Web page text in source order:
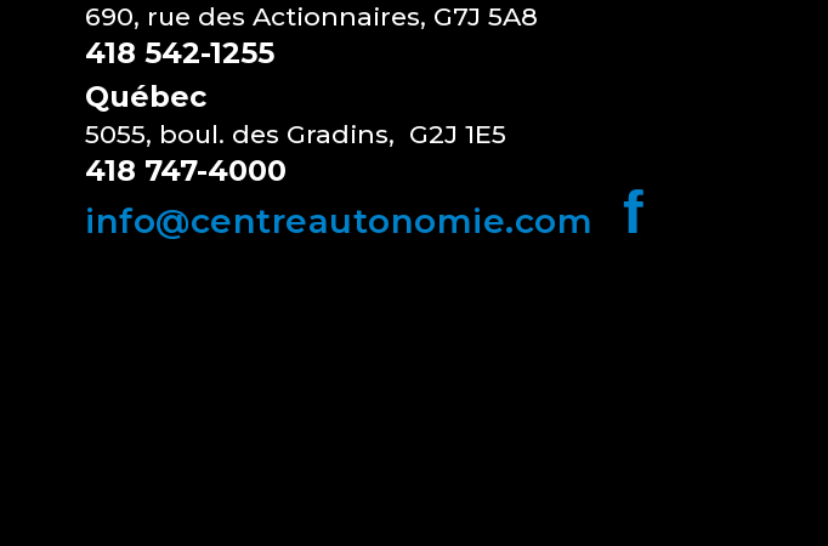
690, rue des Actionnaires, G7J 5A8
418 542-1255
Québec
5055, boul. des Gradins, G2J 1E5
418 747-4000
info@centreautonomie.com f